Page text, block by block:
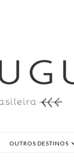
OUTROS DESTINOS